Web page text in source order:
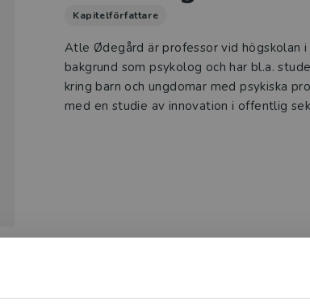
Kapitelförfattare
Atle Ødegård är professor vid högskolan i
bakgrund som psykolog och har bl.a.
kring barn och ungdomar med psykiska
med en studie av innovation i offentlig